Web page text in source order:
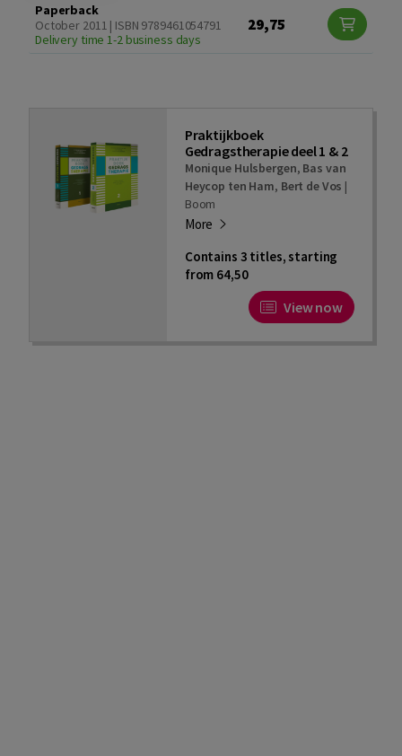
Paperback
October 2011 | ISBN 9789461054791
Delivery time 1-2 business days
29,75
Praktijkboek
Gedragstherapie deel 1 & 2
Monique Hulsbergen, Bas van
Heycop ten Ham, Bert de Vos |
Boom
More
Contains 3 titles, starting
from 64,50
View now